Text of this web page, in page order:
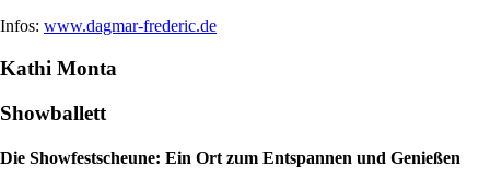
Infos: www.dagmar-frederic.de
Kathi Monta
Showballett
Die Showfestscheune: Ein Ort zum Entspannen und Genießen